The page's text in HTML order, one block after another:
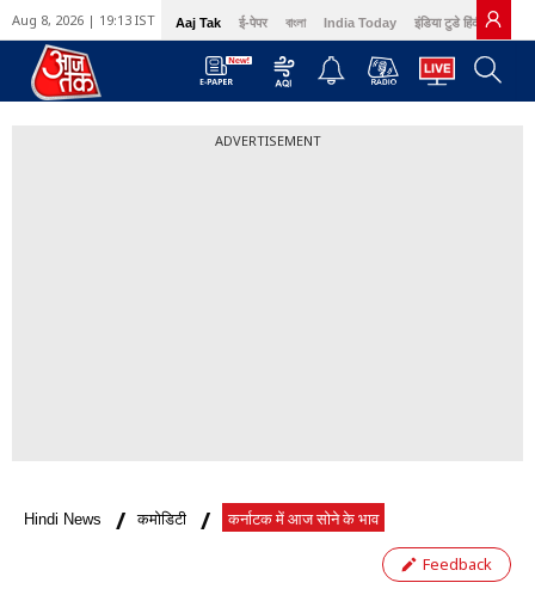
Aug 8, 2026 | 19:13 IST Aaj Tak ई-पेपर বাংলা India Today इंडिया टुडे हिंदी
ADVERTISEMENT
Hindi News कमोडिटी कर्नाटक में आज सोने के भाव
Feedback